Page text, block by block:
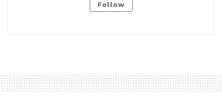
Follow